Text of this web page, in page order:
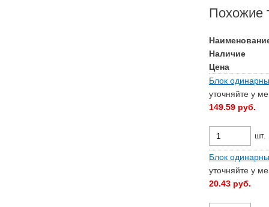
Похожие
Наличие
Цена
Блок
уточняйте у
149.59 руб.
шт.
Блок
уточняйте у
20.43 руб.